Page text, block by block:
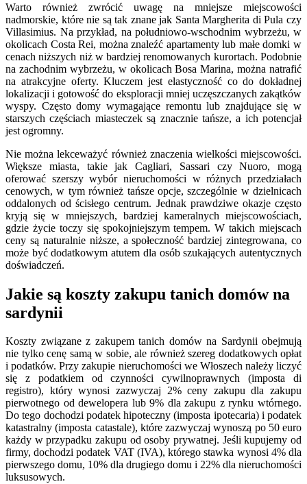
Warto również zwrócić uwagę na mniejsze miejscowości
nadmorskie, które nie są tak znane jak Santa Margherita di Pula czy
Villasimius. Na przykład, na południowo-wschodnim wybrzeżu, w
okolicach Costa Rei, można znaleźć apartamenty lub małe domki w
cenach niższych niż w bardziej renomowanych kurortach. Podobnie
na zachodnim wybrzeżu, w okolicach Bosa Marina, można natrafić
na atrakcyjne oferty. Kluczem jest elastyczność co do dokładnej
lokalizacji i gotowość do eksploracji mniej uczęszczanych zakątków
wyspy. Często domy wymagające remontu lub znajdujące się w
starszych częściach miasteczek są znacznie tańsze, a ich potencjał
jest ogromny.
Nie można lekceważyć również znaczenia wielkości miejscowości.
Większe miasta, takie jak Cagliari, Sassari czy Nuoro, mogą
oferować szerszy wybór nieruchomości w różnych przedziałach
cenowych, w tym również tańsze opcje, szczególnie w dzielnicach
oddalonych od ścisłego centrum. Jednak prawdziwe okazje często
kryją się w mniejszych, bardziej kameralnych miejscowościach,
gdzie życie toczy się spokojniejszym tempem. W takich miejscach
ceny są naturalnie niższe, a społeczność bardziej zintegrowana, co
może być dodatkowym atutem dla osób szukających autentycznych
doświadczeń.
Jakie są koszty zakupu tanich domów na
sardynii
Koszty związane z zakupem tanich domów na Sardynii obejmują
nie tylko cenę samą w sobie, ale również szereg dodatkowych opłat
i podatków. Przy zakupie nieruchomości we Włoszech należy liczyć
się z podatkiem od czynności cywilnoprawnych (imposta di
registro), który wynosi zazwyczaj 2% ceny zakupu dla zakupu
pierwotnego od dewelopera lub 9% dla zakupu z rynku wtórnego.
Do tego dochodzi podatek hipoteczny (imposta ipotecaria) i podatek
katastralny (imposta catastale), które zazwyczaj wynoszą po 50 euro
każdy w przypadku zakupu od osoby prywatnej. Jeśli kupujemy od
firmy, dochodzi podatek VAT (IVA), którego stawka wynosi 4% dla
pierwszego domu, 10% dla drugiego domu i 22% dla nieruchomości
luksusowych.